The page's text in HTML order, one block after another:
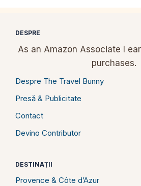
DESPRE
As an Amazon Associate I
purchases.
Despre The Travel Bunny
Presă & Publicitate
Contact
Devino Contributor
DESTINAȚII
Provence & Côte d’Azur